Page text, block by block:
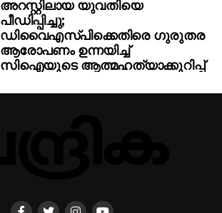
അറസ്റ്റിലായ യുവതിയെ
പീഡിപ്പിച്ചു;
ഡിവൈഎസ്പിക്കെതിരെ ഗുരുതര
ആരോപണം ഉന്നയിച്ച്
സിഐയുടെ ആത്മഹത്യാക്കുറിപ്പ്